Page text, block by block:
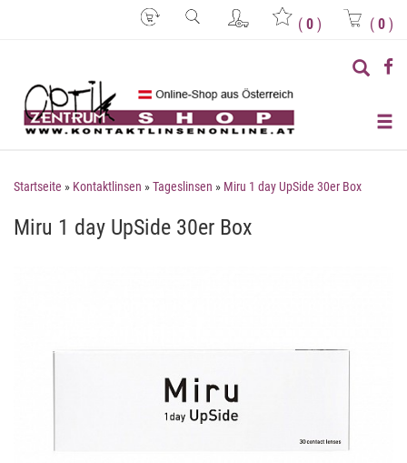
( 0 ) ( 0 )
Startseite » Kontaktlinsen »Tageslinsen » Miru 1 day UpSide 30er Box
Miru 1 day UpSide 30er Box